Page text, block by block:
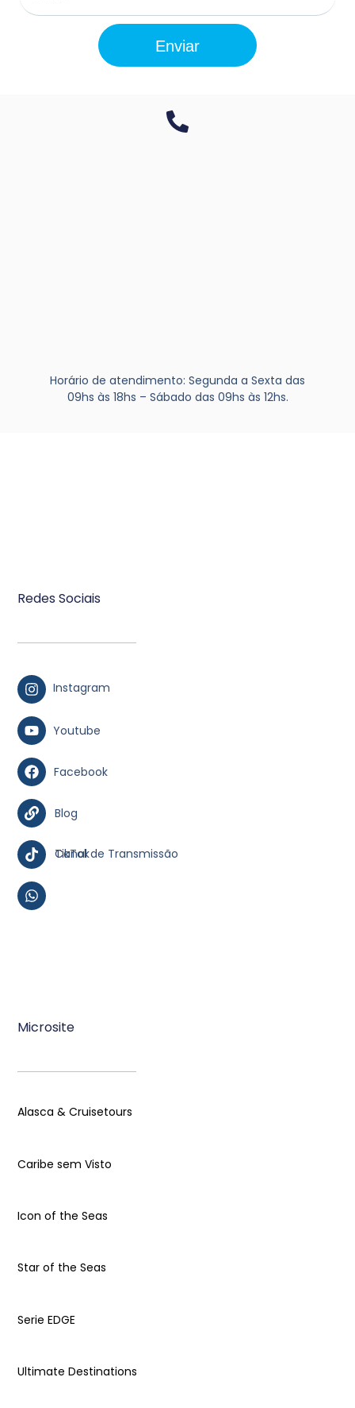
Enviar
Horário de atendimento: Segunda a Sexta das
09hs às 18hs – Sábado das 09hs às 12hs.
Microsite
Alasca & Cruisetours
Caribe sem Visto
Icon of the Seas
Star of the Seas
Serie EDGE
Ultimate Destinations
Redes Sociais
Instagram
Youtube
Facebook
Blog
TikTok
Canal de Transmissão